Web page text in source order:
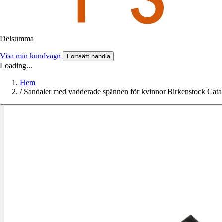
Delsumma
Visa min kundvagn Fortsätt handla
Loading...
Hem
/ Sandaler med vadderade spännen för kvinnor Birkenstock